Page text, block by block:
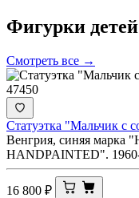
Фигурки детей
Смотреть все →
47450
Статуэтка "Мальчик с
Венгрия, синяя марка
HANDPAINTED".
16 800 ₽